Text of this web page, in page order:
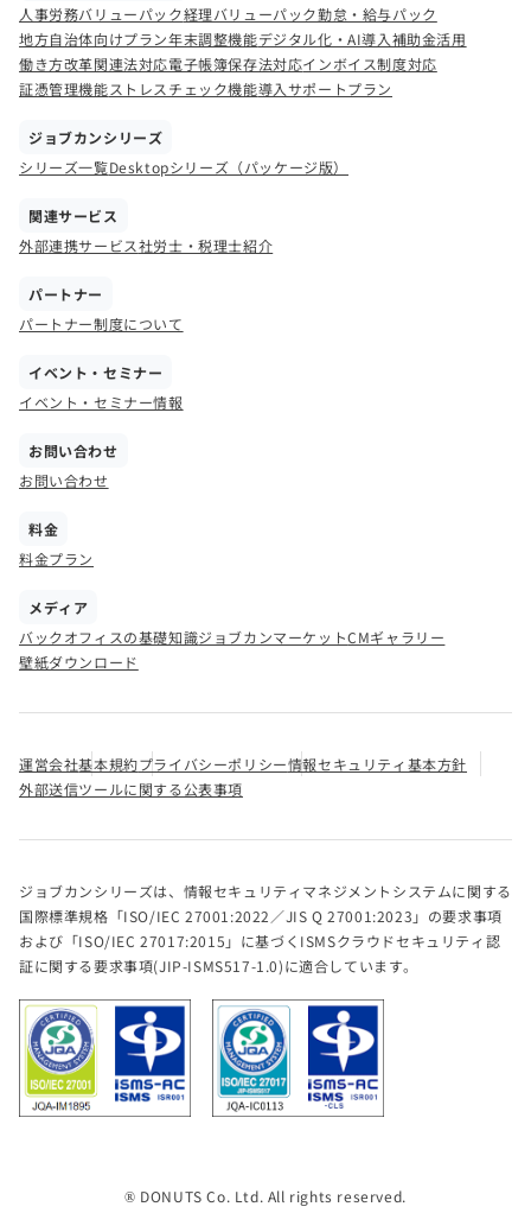
人事労務バリューパック経理バリューパック勤怠・給与パック
地方自治体向けプラン年末調整機能デジタル化・AI導入補助金活用
働き方改革関連法対応電子帳簿保存法対応インボイス制度対応
証憑管理機能ストレスチェック機能導入サポートプラン
ジョブカンシリーズ
シリーズ一覧Desktopシリーズ（パッケージ版）
関連サービス
外部連携サービス社労士・税理士紹介
パートナー
パートナー制度について
イベント・セミナー
イベント・セミナー情報
お問い合わせ
お問い合わせ
料金
料金プラン
メディア
バックオフィスの基礎知識ジョブカンマーケットCMギャラリー
壁紙ダウンロード
運営会社基本規約プライバシーポリシー情報セキュリティ基本方針
外部送信ツールに関する公表事項
ジョブカンシリーズは、情報セキュリティマネジメントシステムに関する
国際標準規格「ISO/IEC 27001:2022／JIS Q 27001:2023」の要求事項
および「ISO/IEC 27017:2015」に基づくISMSクラウドセキュリティ認
証に関する要求事項(JIP-ISMS517-1.0)に適合しています。
® DONUTS Co. Ltd. All rights reserved.